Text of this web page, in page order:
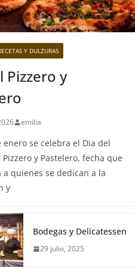
Y DULZURAS
Pizzero y
emilia
enero se celebra el Dia del
y Pastelero, fecha que
a quienes se dedican a la
y
Bodegas y Delicatessen
29 julio, 2025